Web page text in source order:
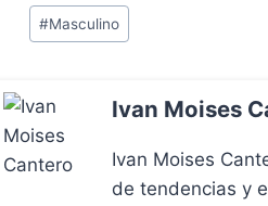
Post
Tags:
#Masculino
Ivan Moises
Ivan Moises
de tendencias y